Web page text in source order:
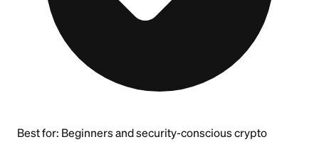
Best for: Beginners and security-conscious crypto